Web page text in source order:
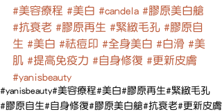
#美容療程 #美白 #candela #膠原美白艙
#抗衰老 #膠原再生 #緊緻毛孔 #膠原自
生 #美白 #祛痘印 #全身美白 #白滑 #美
肌 #提高免疫力 #自身修復 #更新皮膚
#yanisbeauty
#yanisbeauty#美容療程#美白#膠原再生#緊緻毛孔
#膠原自生#自身修復#膠原美白艙#抗衰老#更新皮膚